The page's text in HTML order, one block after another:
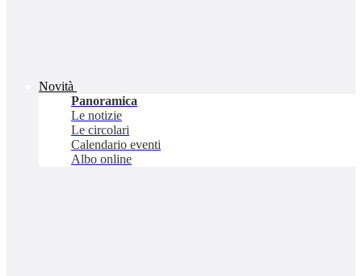
Novità
Panoramica
Le notizie
Le circolari
Calendario eventi
Albo online